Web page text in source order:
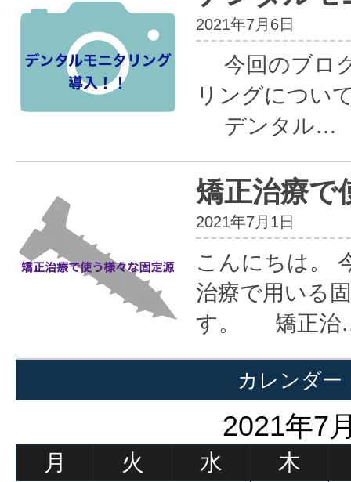
グ
2021年7月6日
今回のブロ
リングについ
デンタル…
矯正治療
2021年7月1日
こんにちは。
治療で用いる
す。 矯正
カレンダー
2021年7
月 火 水
木